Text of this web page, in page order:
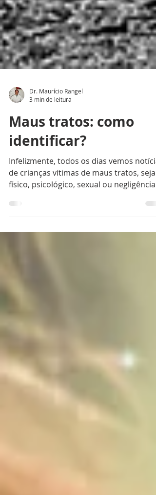
3 min de leitura
Maus tratos: como
identificar?
Infelizmente, todos os dias vemos
físico, psicológico, sexual ou negligência...